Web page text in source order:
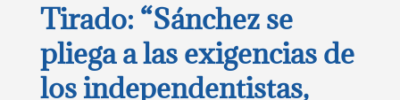
Tirado: “Sánchez se
pliega a las exigencias de
los independentistas,